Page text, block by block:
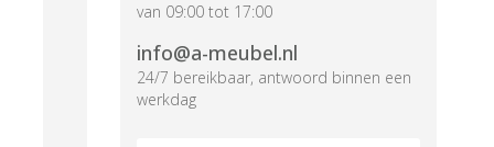
van 09:00 tot 17:00
info@a-meubel.nl
24/7 bereikbaar, antwoord binnen een
werkdag